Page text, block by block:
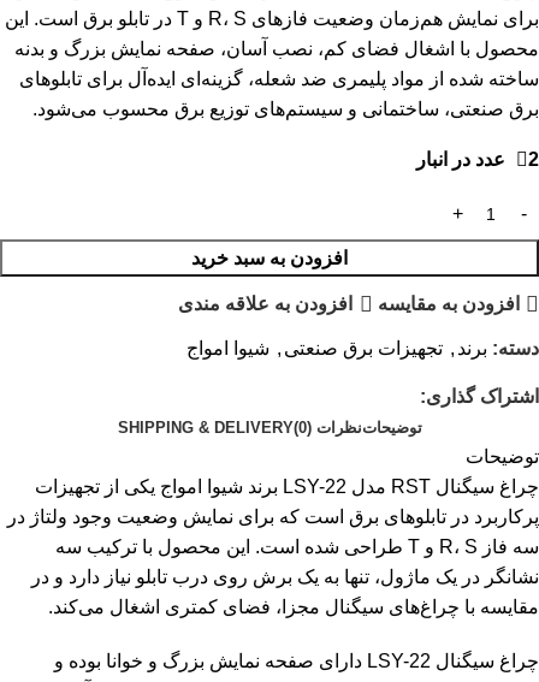
برای نمایش هم‌زمان وضعیت فازهای R، S و T در تابلو برق است. این
محصول با اشغال فضای کم، نصب آسان، صفحه نمایش بزرگ و بدنه
ساخته شده از مواد پلیمری ضد شعله، گزینه‌ای ایده‌آل برای تابلوهای
برق صنعتی، ساختمانی و سیستم‌های توزیع برق محسوب می‌شود.
2 عدد در انبار
افزودن به سبد خرید
افزودن به مقایسه افزودن به علاقه مندی
دسته: برند , تجهیزات برق صنعتی , شیوا امواج
اشتراک گذاری:
توضیحاتنظرات (0) SHIPPING & DELIVERY
توضیحات
چراغ سیگنال RST مدل LSY-22 برند شیوا امواج یکی از تجهیزات
پرکاربرد در تابلوهای برق است که برای نمایش وضعیت وجود ولتاژ در
سه فاز R، S و T طراحی شده است. این محصول با ترکیب سه
نشانگر در یک ماژول، تنها به یک برش روی درب تابلو نیاز دارد و در
مقایسه با چراغ‌های سیگنال مجزا، فضای کمتری اشغال می‌کند.
چراغ سیگنال LSY-22 دارای صفحه نمایش بزرگ و خوانا بوده و